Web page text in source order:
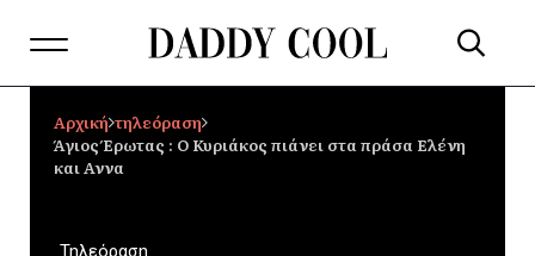
Αρχική τηλεόραση
Άγιος Έρωτας : Ο Κυριάκος πιάνει στα πράσα Ελένη
και Αννα
Τηλεόραση